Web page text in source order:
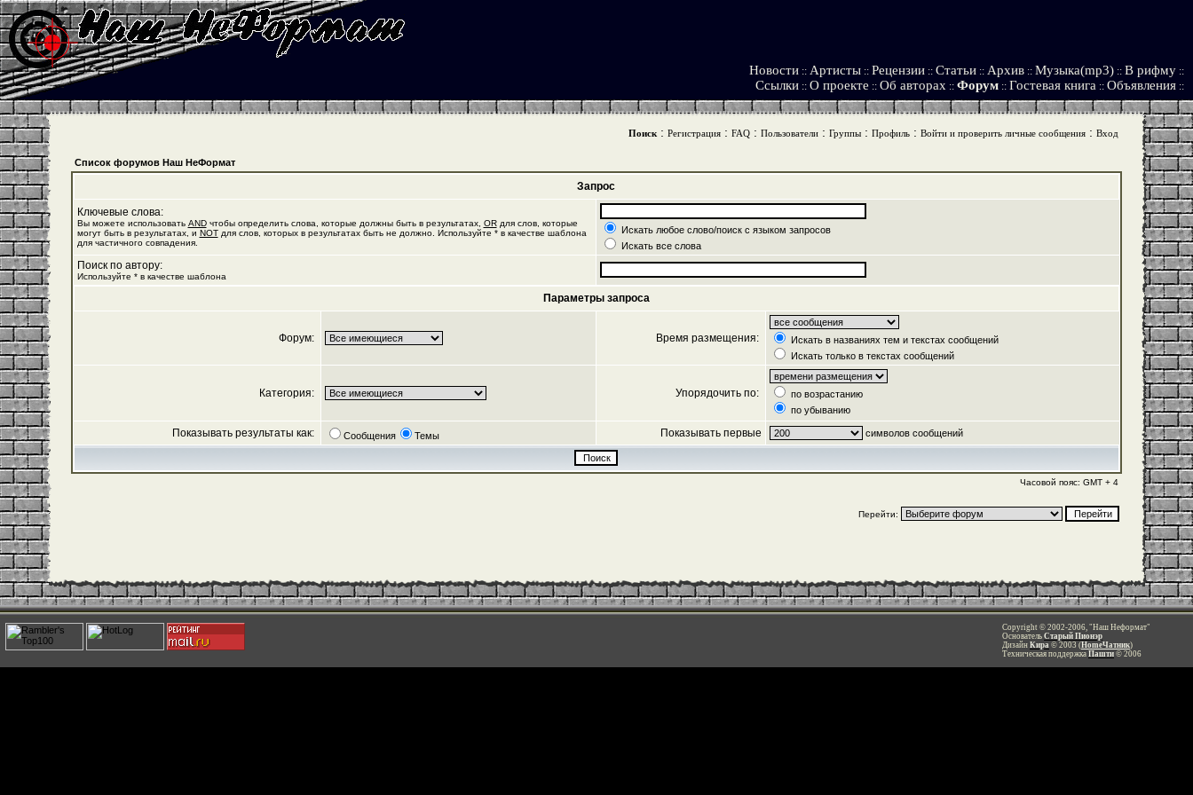
Новости :: Артисты :: Рецензии :: Статьи :: Архив :: Музыка(mp3) :: В рифму ::
Ссылки :: О проекте :: Об авторах :: Форум :: Гостевая книга :: Объявления ::
Поиск: Регистрация: FAQ: Пользователи: Группы: Профиль: Войти и проверить личные сообщения: Вход
Список форумов Наш НеФормат
Запрос
Ключевые слова:
Вы можете использовать ANDчтобы определить слова, которые должны быть в результатах, ORдля слов, которые
могут быть в результатах, и NOTдля слов, которых в результатах быть не должно. Используйте * в качестве шаблона
для частичного совпадения.
Искать любое слово/поиск с языком запросов
Искать все слова
Поиск по автору:
Используйте * в качестве шаблона
Параметры запроса
Форум: Время размещения:
Искать в названиях тем и текстах сообщений
Искать только в текстах сообщений
Категория: Упорядочить по:
по возрастанию
по убыванию
Показывать результаты как: Сообщения Темы Показывать первые символов сообщений
Часовой пояс: GMT + 4
Перейти:
Copyright © 2002-2006, "Наш Неформат"
Основатель Старый Пионэр
Дизайн Кира © 2003 (HomeЧатник)
Техническая поддержка Пашти © 2006